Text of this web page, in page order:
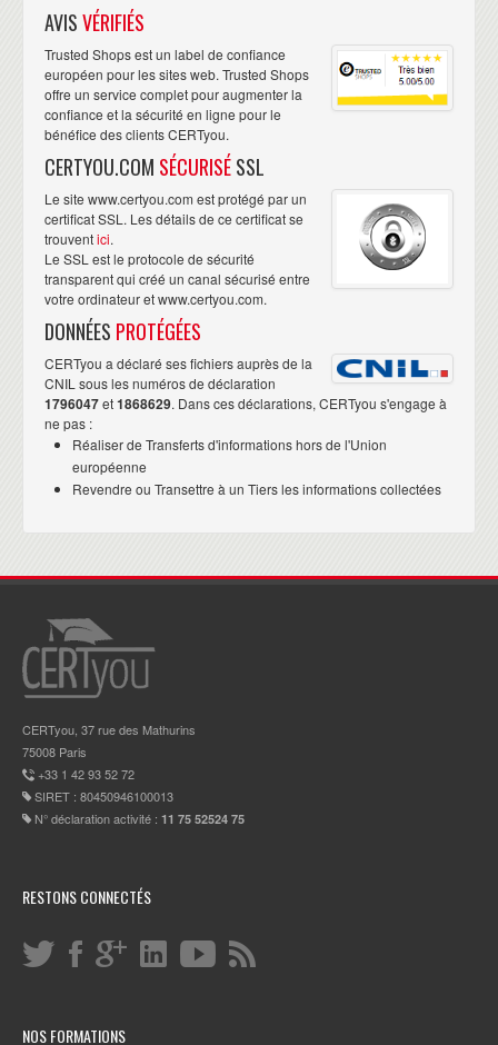
AVISVÉRIFIÉS
Trusted Shops est un label de confiance
européen pour les sites web. Trusted Shops
offre un service complet pour augmenter la
confiance et la sécurité en ligne pour le
bénéfice des clients CERTyou.
CERTYOU.COM SÉCURISÉSSL
Le site www.certyou.com est protégé par un
certificat SSL. Les détails de ce certificat se
trouventici.
Le SSL est le protocole de sécurité
transparent qui créé un canal sécurisé entre
votre ordinateur et www.certyou.com.
DONNÉES PROTÉGÉES
CERTyou a déclaré ses fichiers auprès de la
CNIL sous les numéros de déclaration
1796047et1868629. Dans ces déclarations, CERTyou s'engage à
ne pas :
Réaliser de Transferts d'informations hors de l'Union
européenne
Revendre ou Transettre à un Tiers les informations collectées
CERTyou, 37 rue des Mathurins
75008 Paris
+33 1 42 93 52 72
SIRET : 80450946100013
N° déclaration activité : 11 75 52524 75
RESTONS CONNECTÉS
NOS FORMATIONS